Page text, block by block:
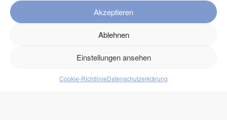
Akzeptieren
Ablehnen
Einstellungen ansehen
Cookie-RichtlinieDatenschutzerklärung
Service
FAQ